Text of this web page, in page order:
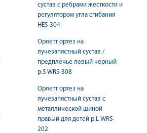
сустав с ребрами жесткости и
регулятором угла сгибания
HES-304
Орлетт ортез на
лучезапястный сустав /
предплечье левый черный
р.S WRS-308
Орлетт ортез на
лучезапястный сустав с
металлической шиной
правый для детей р.L WRS-
202